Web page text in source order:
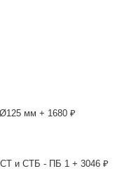
Ø125 мм + 1680 ₽
СТ и СТБ - ПБ 1 + 3046 ₽